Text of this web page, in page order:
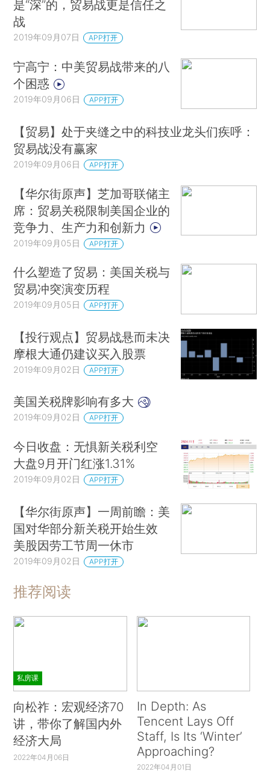
是“深”的，贸易战更是信任之
战
2019年09月07日 APP打开
宁高宁：中美贸易战带来的八
个困惑
2019年09月06日 APP打开
【贸易】处于夹缝之中的科技业龙头们疾呼：
贸易战没有赢家
2019年09月06日 APP打开
【华尔街原声】芝加哥联储主
席：贸易关税限制美国企业的
竞争力、生产力和创新力
2019年09月05日 APP打开
什么塑造了贸易：美国关税与
贸易冲突演变历程
2019年09月05日 APP打开
【投行观点】贸易战悬而未决
摩根大通仍建议买入股票
2019年09月02日 APP打开
美国关税牌影响有多大
2019年09月02日 APP打开
今日收盘：无惧新关税利空
大盘9月开门红涨1.31%
2019年09月02日 APP打开
【华尔街原声】一周前瞻：美
国对华部分新关税开始生效
美股因劳工节周一休市
2019年09月02日 APP打开
推荐阅读
私房课
向松祚：宏观经济70
讲，带你了解国内外
经济大局
2022年04月06日
In Depth: As
Tencent Lays Off
Staff, Is Its ‘Winter’
Approaching?
2022年04月01日